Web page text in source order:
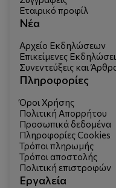
Εταιρικό προφίλ
Νέα
Αρχείο Εκδηλώσεων
Επικείμενες
Συνεντεύξεις και
Πληροφορίες
Όροι Χρήσης
Πολιτική Απορρήτου
Προσωπικά δεδομένα
Πληροφορίες Cookies
Τρόποι πληρωμής
Τρόποι αποστολής
Πολιτική επιστροφών
Εργαλεία